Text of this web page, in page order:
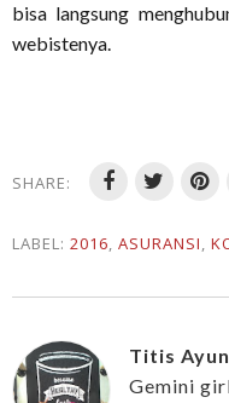
bisa langsung
webistenya.
SHARE:
LABEL: 2016, ASURANSI,
Titis
Gemini